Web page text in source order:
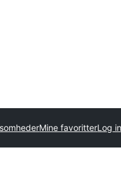
Mine favoritterLog